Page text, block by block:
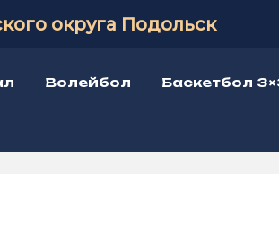
округа Подольск
Волейбол Баскетбол